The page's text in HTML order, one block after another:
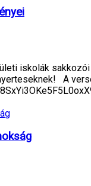
iskolák
A